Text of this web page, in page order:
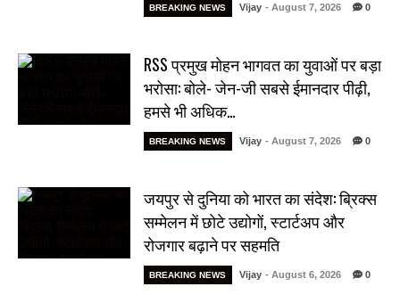
BREAKING NEWS Vijay - August 7, 2026 0
RSS प्रमुख मोहन भागवत का युवाओं पर बड़ा
भरोसा: बोले- जेन-जी सबसे ईमानदार पीढ़ी,
हमसे भी अधिक…
BREAKING NEWS Vijay - August 7, 2026 0
जयपुर से दुनिया को भारत का संदेश: ब्रिक्स
सम्मेलन में छोटे उद्योगों, स्टार्टअप और
रोजगार बढ़ाने पर सहमति
BREAKING NEWS Vijay - August 6, 2026 0